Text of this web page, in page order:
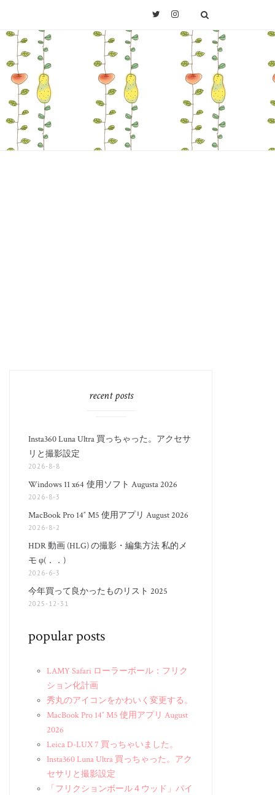
TwitterInstagram
recent posts
Insta360 Luna Ultra 買っちゃった。アクセサ
リと撮影設定
2026-8-8
Windows 11 x64 使用ソフト Augusta 2026
2026-8-3
MacBook Pro 14″ M5 使用アプリ August 2026
2026-8-2
HDR 動画 (HLG) の撮影・編集方法 私的メ
モ φ(．．)
2026-6-3
今年買って良かったものリスト 2025
2025-12-31
popular posts
LAMY Safari ローラーボール：フリク
ション化計画
秀丸のアイコンをかわいく変更する。
MacBook Pro 14″ M5 使用アプリ August
2026
Leica D-LUX 7 買っちゃいました。
Insta360 Luna Ultra 買っちゃった。アク
セサリと撮影設定
「フリクションボール４ウッド」パイ